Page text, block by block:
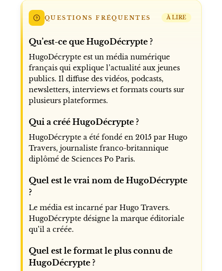
QUESTIONS FRÉQUENTES À LIRE
Qu’est-ce que HugoDécrypte ?
HugoDécrypte est un média numérique
français qui explique l’actualité aux jeunes
publics. Il diffuse des vidéos, podcasts,
newsletters, interviews et formats courts sur
plusieurs plateformes.
Qui a créé HugoDécrypte ?
HugoDécrypte a été fondé en 2015 par Hugo
Travers, journaliste franco-britannique
diplômé de Sciences Po Paris.
Quel est le vrai nom de HugoDécrypte
?
Le média est incarné par Hugo Travers.
HugoDécrypte désigne la marque éditoriale
qu’il a créée.
Quel est le format le plus connu de
HugoDécrypte ?